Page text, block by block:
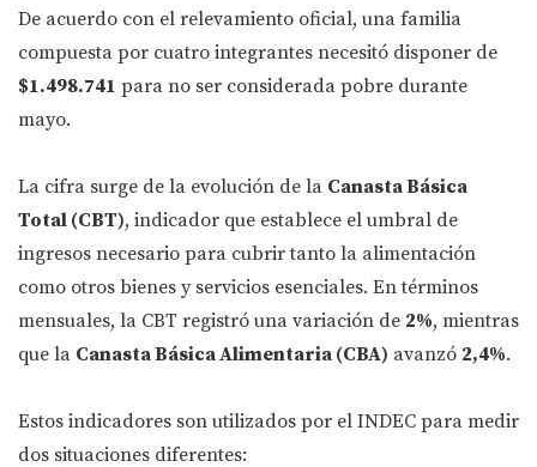
De acuerdo con el relevamiento oficial, una familia
compuesta por cuatro integrantes necesitó disponer de
$1.498.741 para no ser considerada pobre durante
mayo.
La cifra surge de la evolución de la Canasta Básica
Total (CBT), indicador que establece el umbral de
ingresos necesario para cubrir tanto la alimentación
como otros bienes y servicios esenciales. En términos
mensuales, la CBT registró una variación de 2%, mientras
que la Canasta Básica Alimentaria (CBA) avanzó 2,4%.
Estos indicadores son utilizados por el INDEC para medir
dos situaciones diferentes: